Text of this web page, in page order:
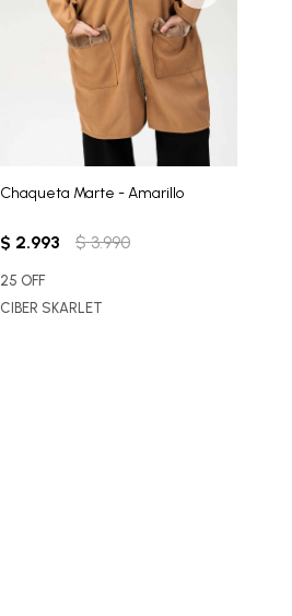
Chaqueta Marte - Amarillo
$ 2.993 $ 3.990
25 OFF
CIBER SKARLET